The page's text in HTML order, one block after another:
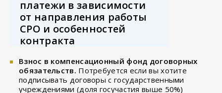
платежи в зависимости
от направления работы
СРО и особенностей
контракта
Взнос в компенсационный фонд договорных
обязательств. Потребуется если вы хотите
подписывать договоры с государственными
учреждениями (доля госучастия выше 50%)